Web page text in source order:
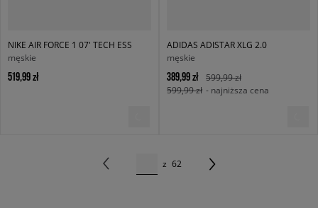
NIKE AIR FORCE 1 07' TECH ESS
męskie
519,99 zł
ADIDAS ADISTAR XLG 2.0
męskie
389,99 zł
599,99 zł
599,99 zł - najniższa cena
z 62